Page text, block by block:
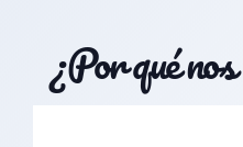
¿Por qué nos